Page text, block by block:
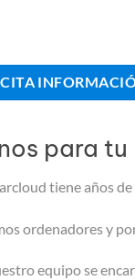
para
tiene años
ordenadores y
equipo se